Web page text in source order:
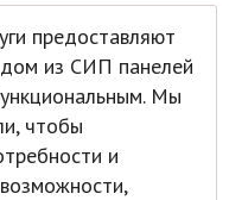
предоставляют
из СИП панелей
Мы
чтобы
и